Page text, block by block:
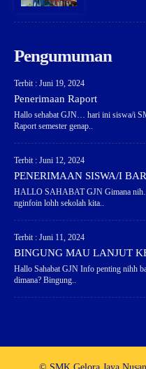
Pengumuman
Terbit : Juni 19, 2024
Penerimaan Raport
Hallo sehabat GJN… hari ini siswa/i
Raport semester genap..
Terbit : Juni 12, 2024
PENERIMAAN SISWA/I
HALLO SAHABAT GJN Gimana
nginfoin lohh sekolah kita..
Terbit : Juni 11, 2024
BINGUNG MAU LANJUT
Hallo Sahabat GJN Info penting nihh
dimana? Bingung..